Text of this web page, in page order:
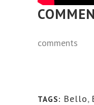
comments
TAGS: Bello,